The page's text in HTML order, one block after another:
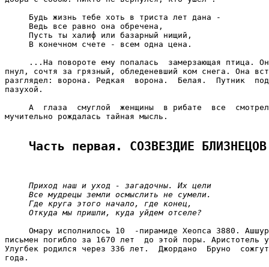
Часть первая. СОЗВЕЗДИЕ БЛИЗНЕЦОВ
Приход наш и уход - загадочны. Их цели
Все мудрецы земли осмыслить не сумели.
Где круга этого начало, где конец,
Откуда мы пришли, куда уйдем отселе?